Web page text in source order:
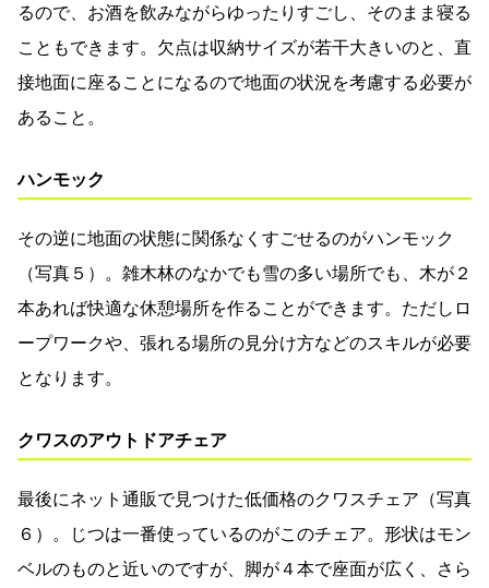
るので、お酒を飲みながらゆったりすごし、そのまま寝る
こともできます。欠点は収納サイズが若干大きいのと、直
接地面に座ることになるので地面の状況を考慮する必要が
あること。
ハンモック
その逆に地面の状態に関係なくすごせるのがハンモック
（写真５）。雑木林のなかでも雪の多い場所でも、木が２
本あれば快適な休憩場所を作ることができます。ただしロ
ープワークや、張れる場所の見分け方などのスキルが必要
となります。
クワスのアウトドアチェア
最後にネット通販で見つけた低価格のクワスチェア（写真
６）。じつは一番使っているのがこのチェア。形状はモン
ベルのものと近いのですが、脚が４本で座面が広く、さら